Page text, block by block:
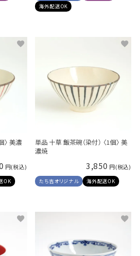
海外配送OK
〉 美濃
OK
単品 十草 飯茶碗（染付） 〈1個〉 美
濃焼
3,850
たち吉オリジナル 海外配送OK